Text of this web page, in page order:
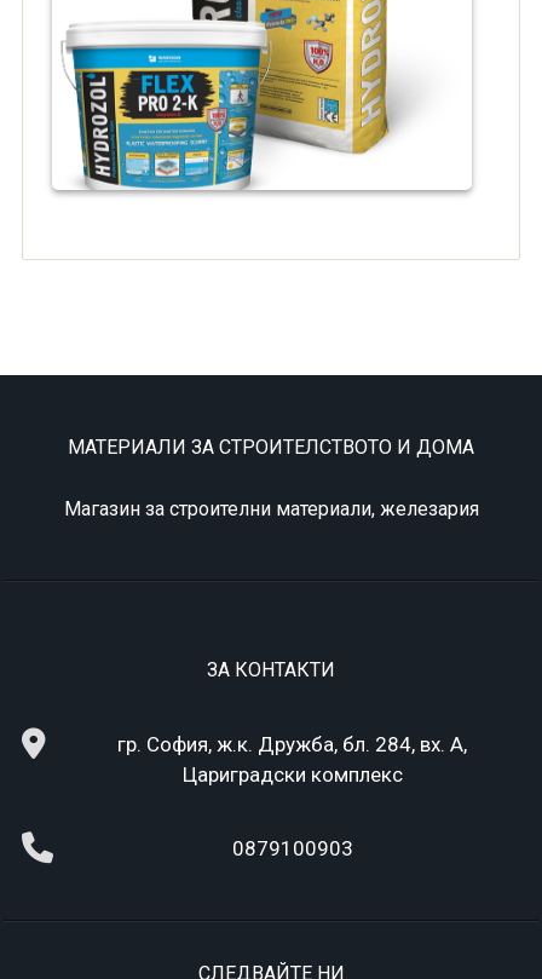
МАТЕРИАЛИ ЗА СТРОИТЕЛСТВОТО И ДОМА
Магазин за строителни материали, железария
ЗА КОНТАКТИ
гр. София, ж.к. Дружба, бл. 284, вх. А,
Цариградски комплекс
0879100903
СЛЕДВАЙТЕ НИ